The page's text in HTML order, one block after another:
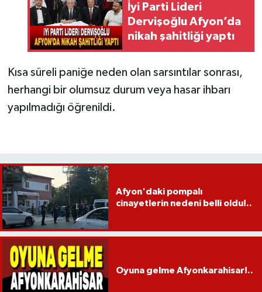
İyi Parti Lideri
Dervişoğlu Afyon’da
nikah şahitliği yaptı
Kısa süreli paniğe neden olan sarsıntılar sonrası,
herhangi bir olumsuz durum veya hasar ihbarı
yapılmadığı öğrenildi.
Afyon'daki pompalı
cinayetlerin nedeni belli oldu!..
Oyuna gelme Afyonkarahisar!..